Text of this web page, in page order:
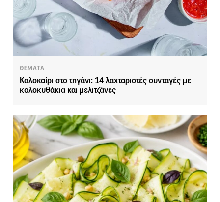
ΘΕΜΑΤΑ
Καλοκαίρι στο τηγάνι: 14 λαχταριστές συνταγές με
κολοκυθάκια και μελιτζάνες